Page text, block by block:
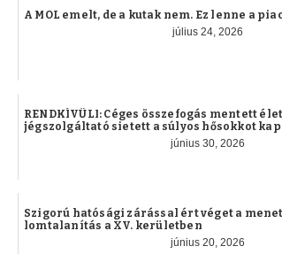
A MOL emelt, de a kutak nem. Ez lenne a
július 24, 2026
RENDKÍVÜLI: Céges összefogás mentett
jégszolgáltató sietett a súlyos hősokkot
június 30, 2026
Szigorú hatósági zárással ért véget a
lomtalanítás a XV. kerületben
június 20, 2026